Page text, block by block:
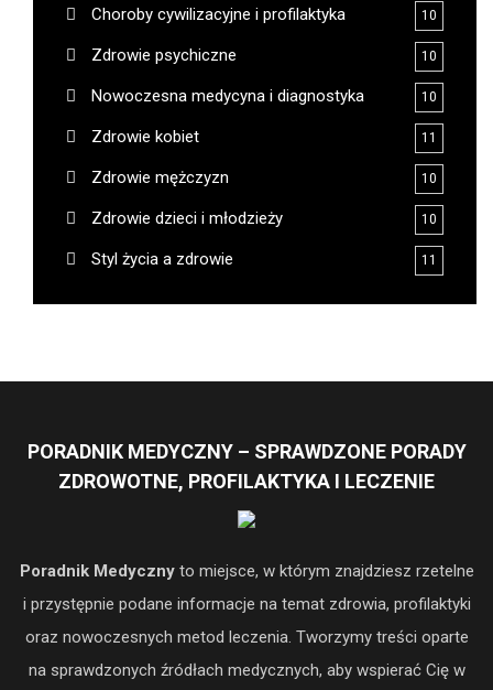
Choroby cywilizacyjne i profilaktyka 10
Zdrowie psychiczne 10
Nowoczesna medycyna i diagnostyka 10
Zdrowie kobiet 11
Zdrowie mężczyzn 10
Zdrowie dzieci i młodzieży 10
Styl życia a zdrowie 11
PORADNIK MEDYCZNY – SPRAWDZONE PORADY
ZDROWOTNE, PROFILAKTYKA I LECZENIE
Poradnik Medycznyto miejsce, w którym znajdziesz rzetelne
i przystępnie podane informacje na temat zdrowia, profilaktyki
oraz nowoczesnych metod leczenia. Tworzymy treści oparte
na sprawdzonych źródłach medycznych, aby wspierać Cię w